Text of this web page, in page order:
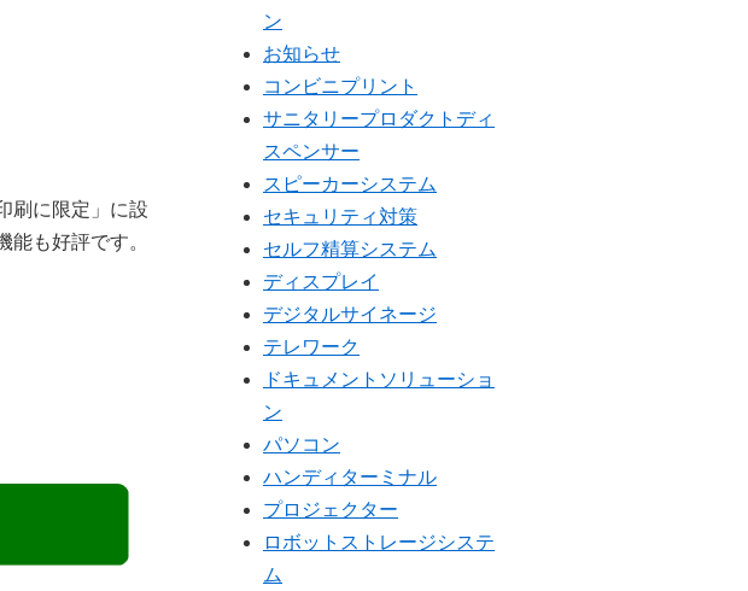
刷に限定」に設
も好評です。
ン
お知らせ
コンビニプリント
サニタリープロダクトディ
スペンサー
スピーカーシステム
セキュリティ対策
セルフ精算システム
ディスプレイ
デジタルサイネージ
テレワーク
ドキュメントソリューショ
ン
パソコン
ハンディターミナル
プロジェクター
ロボットストレージシステ
ム